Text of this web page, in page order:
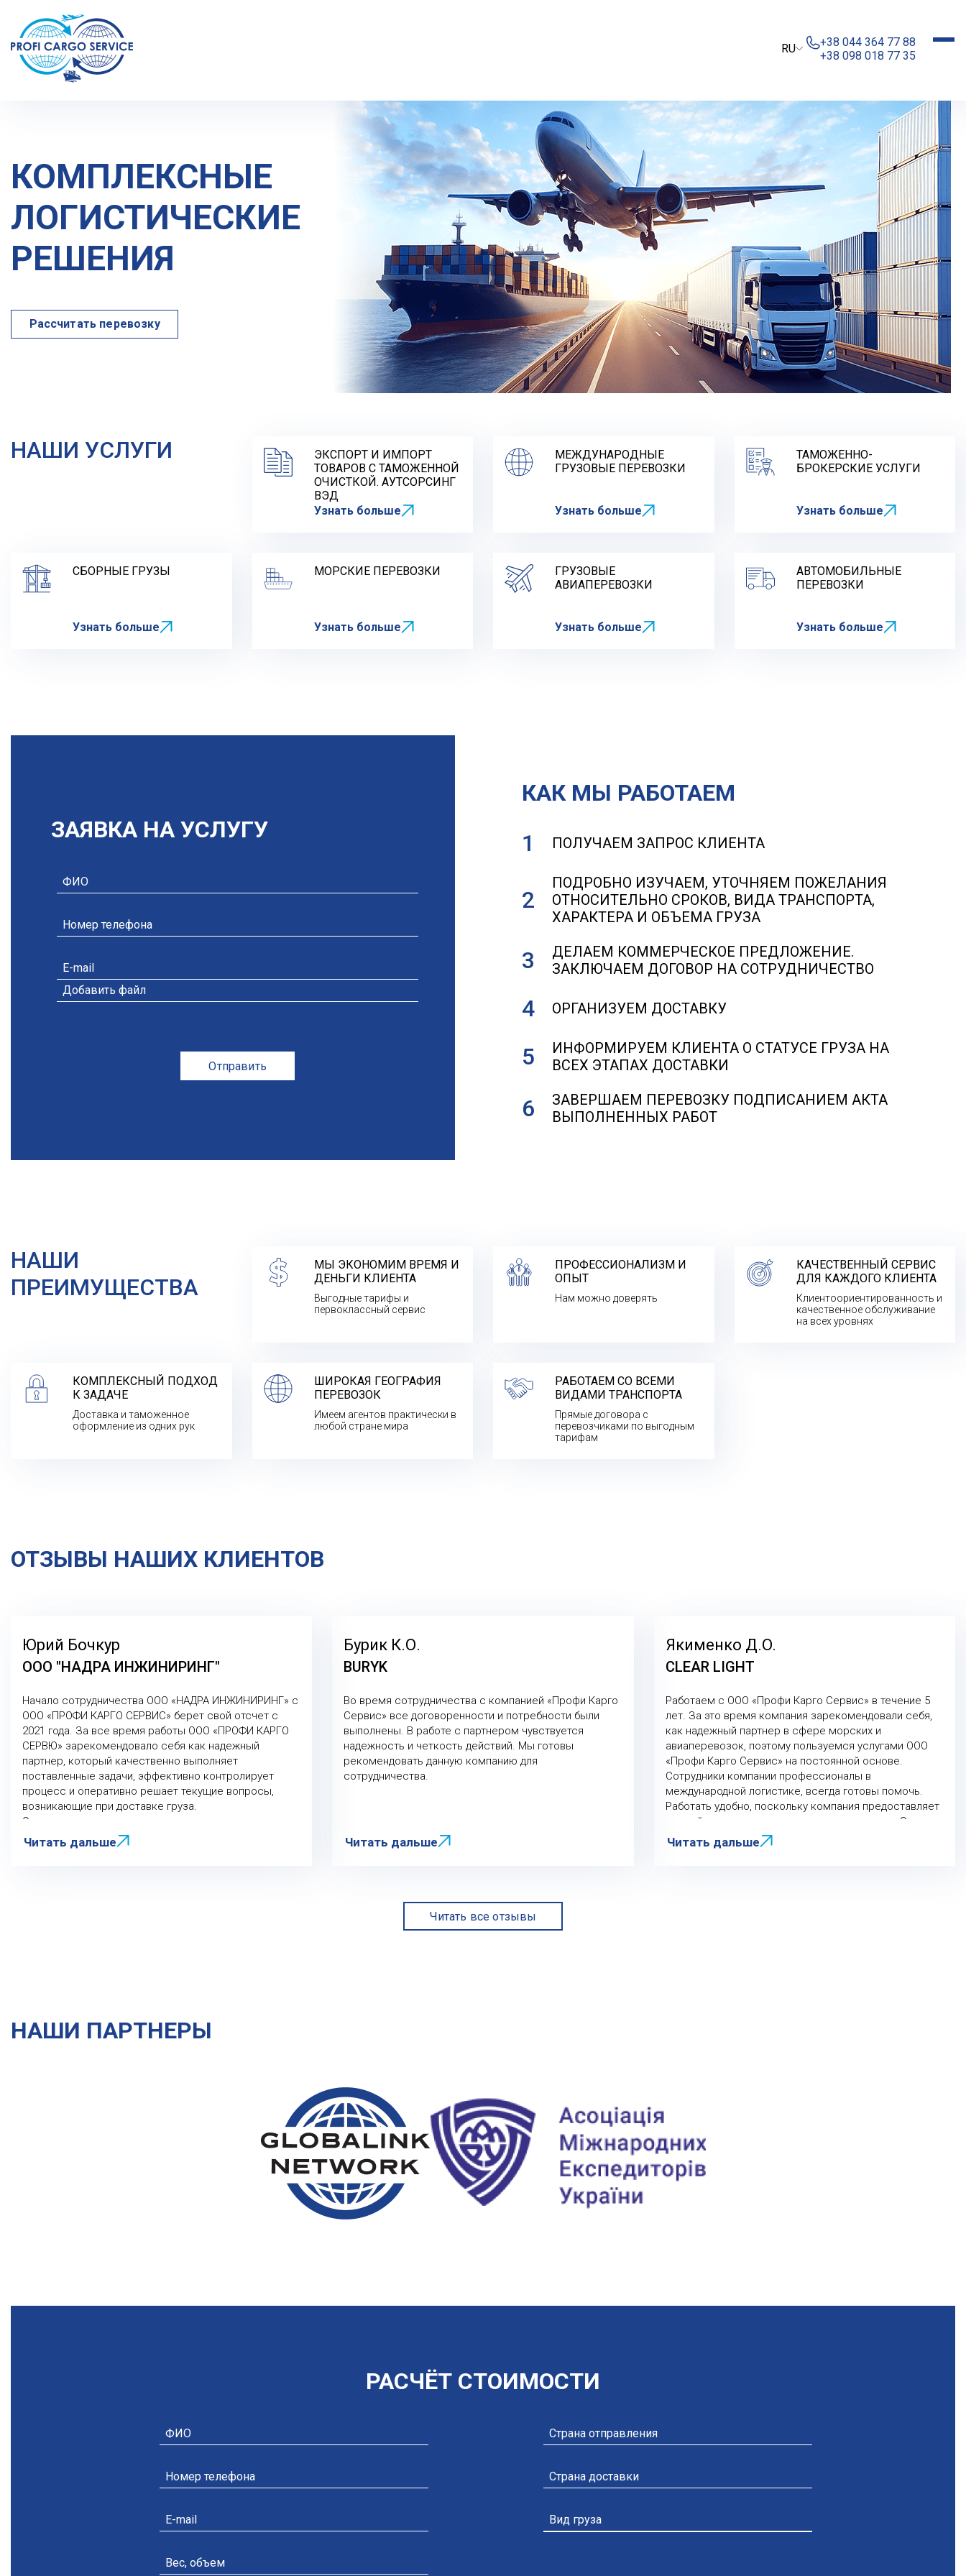
RU
+38 044 364 77 88
+38 098 018 77 35
КОМПЛЕКСНЫЕ
ЛОГИСТИЧЕСКИЕ
РЕШЕНИЯ
Рассчитать перевозку
НАШИ УСЛУГИ
ЭКСПОРТ И ИМПОРТ
ТОВАРОВ С ТАМОЖЕННОЙ
ОЧИСТКОЙ. АУТСОРСИНГ
ВЭД
Узнать больше
МЕЖДУНАРОДНЫЕ
ГРУЗОВЫЕ ПЕРЕВОЗКИ
Узнать больше
ТАМОЖЕННО-
БРОКЕРСКИЕ УСЛУГИ
Узнать больше
СБОРНЫЕ ГРУЗЫ
Узнать больше
МОРСКИЕ ПЕРЕВОЗКИ
Узнать больше
ГРУЗОВЫЕ
АВИАПЕРЕВОЗКИ
Узнать больше
АВТОМОБИЛЬНЫЕ
ПЕРЕВОЗКИ
Узнать больше
ЗАЯВКА НА УСЛУГУ
Добавить файл
Отправить
КАК МЫ РАБОТАЕМ
ПОЛУЧАЕМ ЗАПРОС КЛИЕНТА
ПОДРОБНО ИЗУЧАЕМ, УТОЧНЯЕМ ПОЖЕЛАНИЯ
ОТНОСИТЕЛЬНО СРОКОВ, ВИДА ТРАНСПОРТА,
ХАРАКТЕРА И ОБЪЕМА ГРУЗА
ДЕЛАЕМ КОММЕРЧЕСКОЕ ПРЕДЛОЖЕНИЕ.
ЗАКЛЮЧАЕМ ДОГОВОР НА СОТРУДНИЧЕСТВО
ОРГАНИЗУЕМ ДОСТАВКУ
ИНФОРМИРУЕМ КЛИЕНТА О СТАТУСЕ ГРУЗА НА
ВСЕХ ЭТАПАХ ДОСТАВКИ
ЗАВЕРШАЕМ ПЕРЕВОЗКУ ПОДПИСАНИЕМ АКТА
ВЫПОЛНЕННЫХ РАБОТ
НАШИ
ПРЕИМУЩЕСТВА
МЫ ЭКОНОМИМ ВРЕМЯ И
ДЕНЬГИ КЛИЕНТА
Выгодные тарифы и
первоклассный сервис
ПРОФЕССИОНАЛИЗМ И
ОПЫТ
Нам можно доверять
КАЧЕСТВЕННЫЙ СЕРВИС
ДЛЯ КАЖДОГО КЛИЕНТА
Клиентоориентированность и
качественное обслуживание
на всех уровнях
КОМПЛЕКСНЫЙ ПОДХОД
К ЗАДАЧЕ
Доставка и таможенное
оформление из одних рук
ШИРОКАЯ ГЕОГРАФИЯ
ПЕРЕВОЗОК
Имеем агентов практически в
любой стране мира
РАБОТАЕМ СО ВСЕМИ
ВИДАМИ ТРАНСПОРТА
Прямые договора с
перевозчиками по выгодным
тарифам
ОТЗЫВЫ НАШИХ КЛИЕНТОВ
Юрий Бочкур
ООО "НАДРА ИНЖИНИРИНГ"
Начало сотрудничества ООО «НАДРА ИНЖИНИРИНГ» с
ООО «ПРОФИ КАРГО СЕРВИС» берет свой отсчет с
2021 года. За все время работы ООО «ПРОФИ КАРГО
СЕРВЮ» зарекомендовало себя как надежный
партнер, который качественно выполняет
поставленные задачи, эффективно контролирует
процесс и оперативно решает текущие вопросы,
возникающие при доставке груза.
Отдельно следует отметить такие качества
менеджеров компании, как профессионализм,
опытность и клиентоориентированность.
Читать дальше
Бурик К.О.
BURYK
Во время сотрудничества с компанией «Профи Карго
Сервис» все договоренности и потребности были
выполнены. В работе с партнером чувствуется
надежность и четкость действий. Мы готовы
рекомендовать данную компанию для
сотрудничества.
Читать дальше
Якименко Д.O.
CLEAR LIGHT
Работаем с ООО «Профи Карго Сервис» в течение 5
лет. За это время компания зарекомендовали себя,
как надежный партнер в сфере морских и
авиаперевозок, поэтому пользуемся услугами ООО
«Профи Карго Сервис» на постоянной основе.
Сотрудники компании профессионалы в
международной логистике, всегда готовы помочь.
Работать удобно, поскольку компания предоставляет
полный спектр услуг доставку и растаможку. Это
экономит наше время, мы получаем весь сервис из
одних рук.
Читать дальше
Читать все отзывы
НАШИ ПАРТНЕРЫ
РАСЧЁТ СТОИМОСТИ
Добавить файл